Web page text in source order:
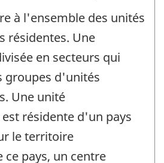
à l'ensemble des unités
résidentes. Une
en secteurs qui
groupes d'unités
Une unité
résidente d'un pays
le territoire
ce pays, un centre